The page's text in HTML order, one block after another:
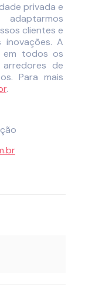
privada e
clientes e
inovações. A
em todos os
de
Para mais
.